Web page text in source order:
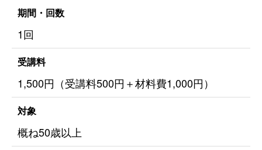
期間・回数
1回
受講料
1,500円（受講料500円＋材料費1,000円）
対象
概ね50歳以上